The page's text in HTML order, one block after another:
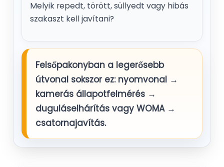
Melyik repedt, törött, süllyedt vagy hibás
szakaszt kell javítani?
Felsőpakonyban a legerősebb
útvonal sokszor ez: nyomvonal →
kamerás állapotfelmérés →
duguláselhárítás vagy WOMA →
csatornajavítás.